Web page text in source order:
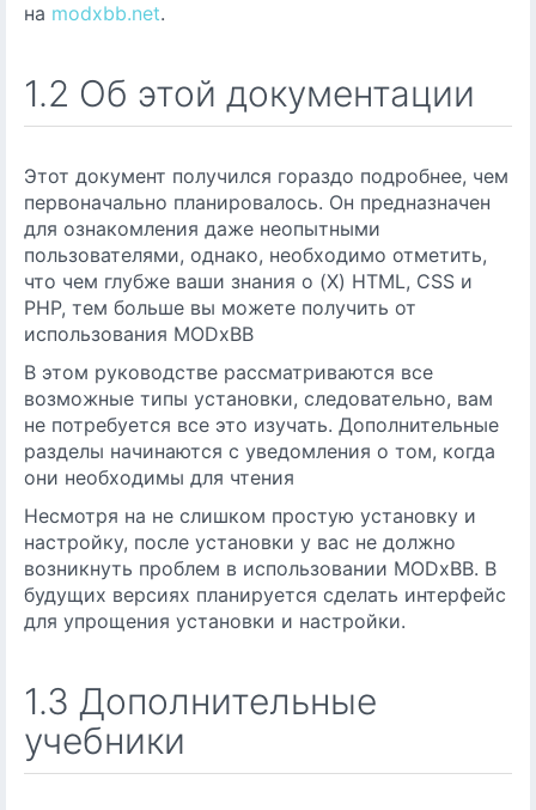
на modxbb.net.
1.2 Об этой документации
Этот документ получился гораздо подробнее, чем
первоначально планировалось. Он предназначен
для ознакомления даже неопытными
пользователями, однако, необходимо отметить,
что чем глубже ваши знания о (X) HTML, CSS и
PHP, тем больше вы можете получить от
использования MODxBB
В этом руководстве рассматриваются все
возможные типы установки, следовательно, вам
не потребуется все это изучать. Дополнительные
разделы начинаются с уведомления о том, когда
они необходимы для чтения
Несмотря на не слишком простую установку и
настройку, после установки у вас не должно
возникнуть проблем в использовании MODxBB. В
будущих версиях планируется сделать интерфейс
для упрощения установки и настройки.
1.3 Дополнительные
учебники